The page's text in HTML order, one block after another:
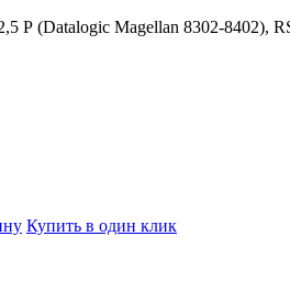
Р (Datalogic Magellan 8302-8402),
Купить в один клик